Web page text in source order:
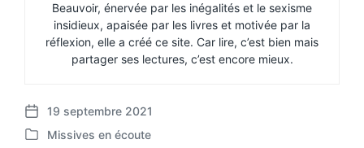
Beauvoir, énervée par les inégalités et le sexisme
insidieux, apaisée par les livres et motivée par la
réflexion, elle a créé ce site. Car lire, c’est bien mais
partager ses lectures, c’est encore mieux.
P
o
19 septembre 2021
P
Missives en écoute